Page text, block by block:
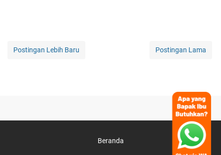
Postingan Lebih Baru Postingan Lama
Beranda